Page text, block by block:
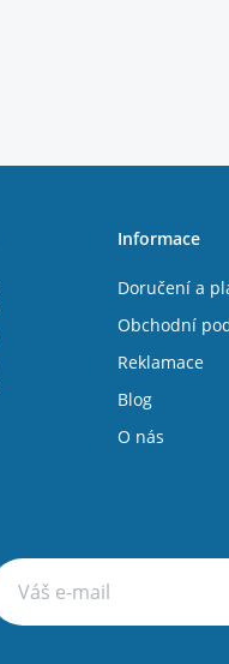
Informace
Doručení a
Obchodní
Reklamace
Blog
O nás